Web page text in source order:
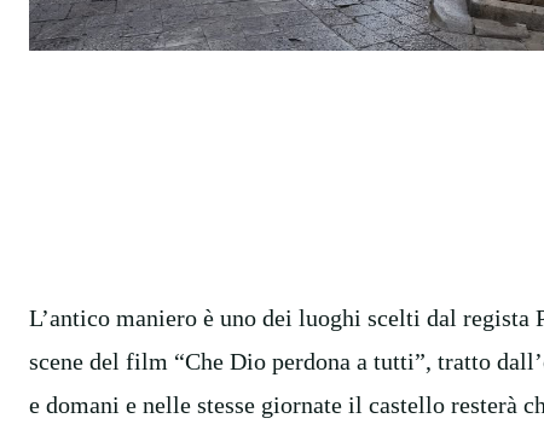
L’antico maniero è uno dei luoghi scelti dal
scene del film “Che Dio perdona a tutti”, tratto
e domani e nelle stesse giornate il castello resterà